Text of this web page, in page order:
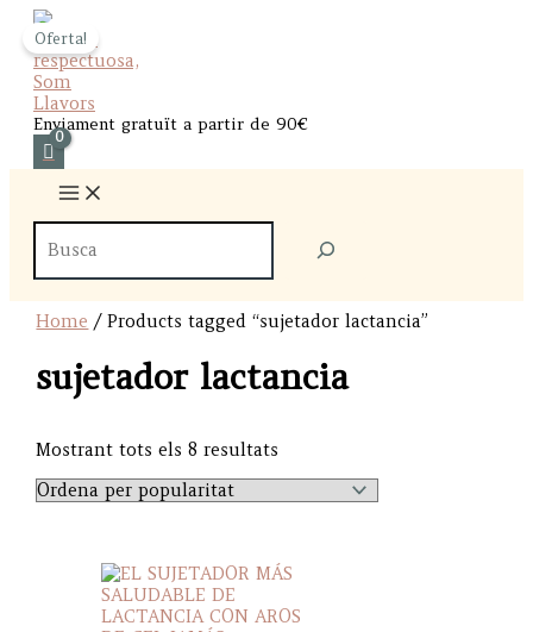
Skip
content
Enviament gratuït a partir de 90€
Cercador de productes
Home / Products tagged “sujetador lactancia”
sujetador lactancia
Mostrant tots els 8 resultats
popularity
Oferta!